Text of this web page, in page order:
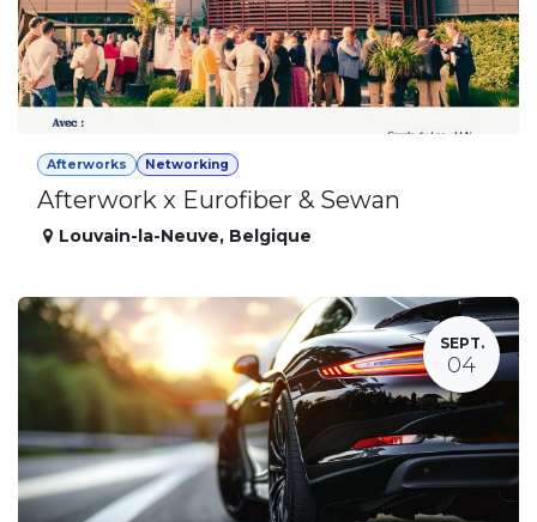
Afterworks Networking
Afterwork x Eurofiber & Sewan
Louvain-la-Neuve, Belgique
SEPT.
04